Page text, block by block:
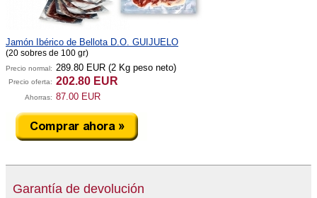
Jamón Ibérico de Bellota D.O. GUIJUELO
(20 sobres de 100 gr)
Precio normal: 289.80 EUR (2 Kg peso neto)
Precio oferta: 202.80 EUR
Ahorras: 87.00 EUR
Garantía de devolución